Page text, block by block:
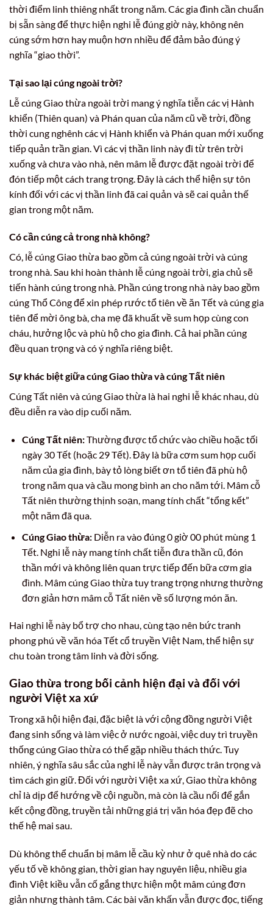
thời điểm linh thiêng nhất trong năm. Các gia đình cần chuẩn
bị sẵn sàng để thực hiện nghi lễ đúng giờ này, không nên
cúng sớm hơn hay muộn hơn nhiều để đảm bảo đúng ý
nghĩa “giao thời”.
Tại sao lại cúng ngoài trời?
Lễ cúng Giao thừa ngoài trời mang ý nghĩa tiễn các vị Hành
khiển (Thiên quan) và Phán quan của năm cũ về trời, đồng
thời cung nghênh các vị Hành khiển và Phán quan mới xuống
tiếp quản trần gian. Vì các vị thần linh này đi từ trên trời
xuống và chưa vào nhà, nên mâm lễ được đặt ngoài trời để
đón tiếp một cách trang trọng. Đây là cách thể hiện sự tôn
kính đối với các vị thần linh đã cai quản và sẽ cai quản thế
gian trong một năm.
Có cần cúng cả trong nhà không?
Có, lễ cúng Giao thừa bao gồm cả cúng ngoài trời và cúng
trong nhà. Sau khi hoàn thành lễ cúng ngoài trời, gia chủ sẽ
tiến hành cúng trong nhà. Phần cúng trong nhà này bao gồm
cúng Thổ Công để xin phép rước tổ tiên về ăn Tết và cúng gia
tiên để mời ông bà, cha mẹ đã khuất về sum họp cùng con
cháu, hưởng lộc và phù hộ cho gia đình. Cả hai phần cúng
đều quan trọng và có ý nghĩa riêng biệt.
Sự khác biệt giữa cúng Giao thừa và cúng Tất niên
Cúng Tất niên và cúng Giao thừa là hai nghi lễ khác nhau, dù
đều diễn ra vào dịp cuối năm.
Cúng Tất niên:Thường được tổ chức vào chiều hoặc tối
ngày 30 Tết (hoặc 29 Tết). Đây là bữa cơm sum họp cuối
năm của gia đình, bày tỏ lòng biết ơn tổ tiên đã phù hộ
trong năm qua và cầu mong bình an cho năm tới. Mâm cỗ
Tất niên thường thịnh soạn, mang tính chất “tổng kết”
một năm đã qua.
Cúng Giao thừa:Diễn ra vào đúng 0 giờ 00 phút mùng 1
Tết. Nghi lễ này mang tính chất tiễn đưa thần cũ, đón
thần mới và không liên quan trực tiếp đến bữa cơm gia
đình. Mâm cúng Giao thừa tuy trang trọng nhưng thường
đơn giản hơn mâm cỗ Tất niên về số lượng món ăn.
Hai nghi lễ này bổ trợ cho nhau, cùng tạo nên bức tranh
phong phú về văn hóa Tết cổ truyền Việt Nam, thể hiện sự
chu toàn trong tâm linh và đời sống.
Giao thừa trong bối cảnh hiện đại và đối với
người Việt xa xứ
Trong xã hội hiện đại, đặc biệt là với cộng đồng người Việt
đang sinh sống và làm việc ở nước ngoài, việc duy trì truyền
thống cúng Giao thừa có thể gặp nhiều thách thức. Tuy
nhiên, ý nghĩa sâu sắc của nghi lễ này vẫn được trân trọng và
tìm cách gìn giữ. Đối với người Việt xa xứ, Giao thừa không
chỉ là dịp để hướng về cội nguồn, mà còn là cầu nối để gắn
kết cộng đồng, truyền tải những giá trị văn hóa đẹp đẽ cho
thế hệ mai sau.
Dù không thể chuẩn bị mâm lễ cầu kỳ như ở quê nhà do các
yếu tố về không gian, thời gian hay nguyên liệu, nhiều gia
đình Việt kiều vẫn cố gắng thực hiện một mâm cúng đơn
giản nhưng thành tâm. Các bài văn khấn vẫn được đọc, tiếng